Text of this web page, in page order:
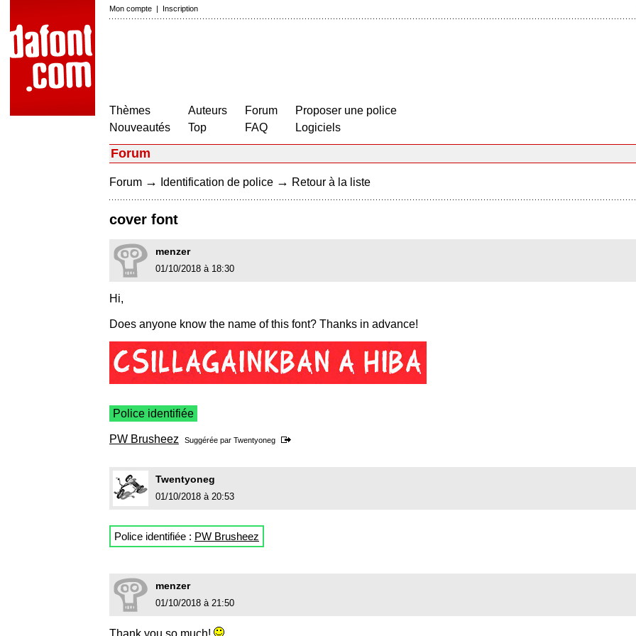
Mon compte | Inscription
Thèmes
Nouveautés
Auteurs
Top
Forum
FAQ
Proposer une police
Logiciels
Forum
Forum → Identification de police → Retour à la liste
cover font
menzer
01/10/2018 à 18:30
Hi,
Does anyone know the name of this font? Thanks in advance!
Police identifiée
PW Brusheez Suggérée par Twentyoneg
Twentyoneg
01/10/2018 à 20:53
Police identifiée : PW Brusheez
menzer
01/10/2018 à 21:50